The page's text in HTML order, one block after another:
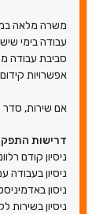
משרה מלאה
עבודה בימי
סביבת עבודה
אפשרויות
אם שירות, סדר
דרישות
ניסיון קודם
ניסיון בעבודה
ניסון
ניסיון בשירות